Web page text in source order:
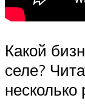
Какой
селе?